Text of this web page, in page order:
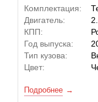
Комплектация:
Двигатель:
КПП:
Год выпуска:
Тип кузова:
Цвет:
Подробнее